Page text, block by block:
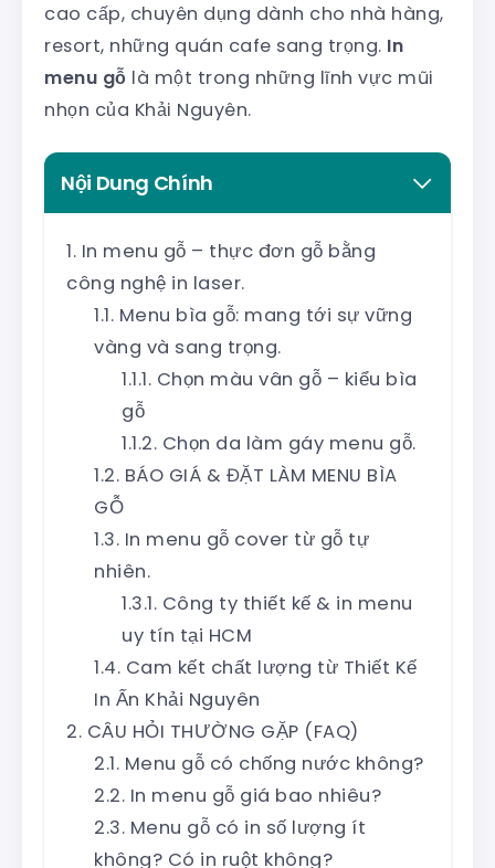
cao cấp, chuyên dụng dành cho nhà hàng,
resort, những quán cafe sang trọng. In
menu gỗ là một trong những lĩnh vực mũi
nhọn của Khải Nguyên.
Nội Dung Chính
In menu gỗ – thực đơn gỗ bằng
công nghệ in laser.
Menu bìa gỗ: mang tới sự vững
vàng và sang trọng.
Chọn màu vân gỗ – kiểu bìa
gỗ
Chọn da làm gáy menu gỗ.
BÁO GIÁ & ĐẶT LÀM MENU BÌA
GỖ
In menu gỗ cover từ gỗ tự
nhiên.
Công ty thiết kế & in menu
uy tín tại HCM
Cam kết chất lượng từ Thiết Kế
In Ấn Khải Nguyên
CÂU HỎI THƯỜNG GẶP (FAQ)
Menu gỗ có chống nước không?
In menu gỗ giá bao nhiêu?
Menu gỗ có in số lượng ít
không? Có in ruột không?